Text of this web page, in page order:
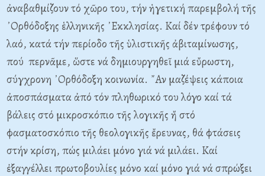
ἀναβαθμίζουν τό χῶρο του, τήν ἡγετική παρεμβολή τῆς
᾿Ορθόδοξης ἑλληνικῆς ᾿Εκκλησίας. Καί δέν τρέφουν τό
λαό, κατά τήν περίοδο τῆς ὑλιστικῆς ἀβιταμίνωσης,
πού περνᾶμε, ὥστε νά δημιουργηθεῖ μιά εὔρωστη,
σύγχρονη ᾿Ορθόδοξη κοινωνία. ῎Αν μαζέψεις κάποια
ἀποσπάσματα ἀπό τόν πληθωρικό του λόγο καί τά
βάλεις στό μικροσκόπιο τῆς λογικῆς ἤ στό
φασματοσκόπιο τῆς θεολογικῆς ἔρευνας, θά φτάσεις
στήν κρίση, πώς μιλάει μόνο γιά νά μιλάει. Καί
ἐξαγγέλλει πρωτοβουλίες μόνο καί μόνο γιά νά σπρώξει